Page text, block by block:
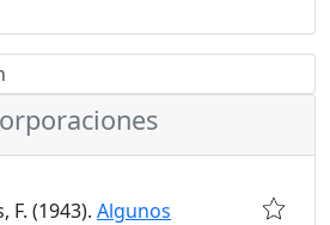
F. (1943). Algunos